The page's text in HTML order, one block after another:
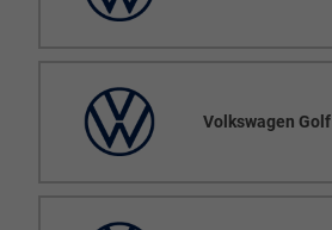
Volkswagen Golf